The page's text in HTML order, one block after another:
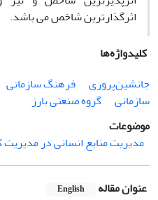
اثرگذارترین شاخص می باشد.
کلیدواژه‌ها
جانشین‌پروری
فرهنگ سازمانی
سازمانی
گروه صنعتی بارز
موضوعات
مدیریت منابع انسانی در
عنوان مقاله English